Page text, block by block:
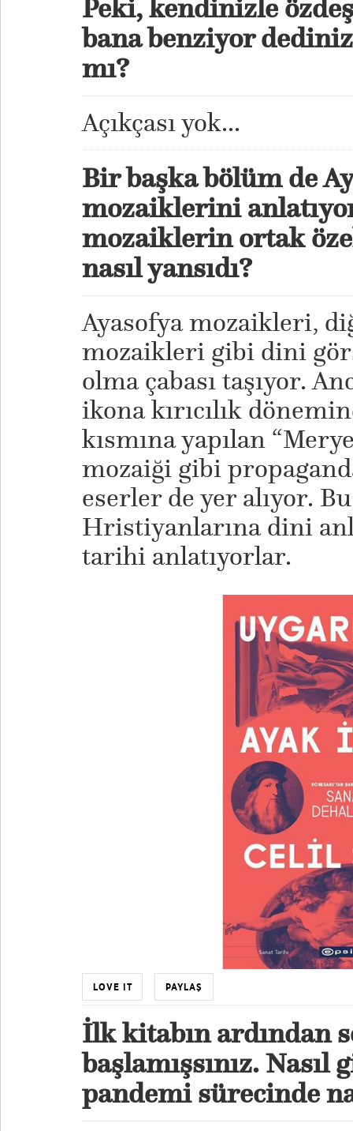
Peki, kendinizle
bana benziyor
mı?
Açıkçası yok...
Bir başka bölüm de
mozaiklerini
mozaiklerin ortak
nasıl yansıdı?
Ayasofya mozaikleri,
mozaikleri gibi dini
olma çabası taşıyor.
ikona kırıcılık
kısmına yapılan
mozaiği gibi
eserler de yer alıyor.
Hristiyanlarına dini
tarihi anlatıyorlar.
LOVE IT PAYLAŞ
İlk kitabın ardından
başlamışsınız.
pandemi sürecinde